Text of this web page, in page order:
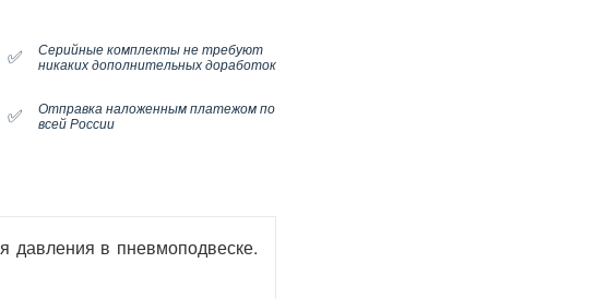
✅
Серийные комплекты не требуют
никаких дополнительных доработок
✅
Отправка наложенным платежом по
всей России
давления в пневмоподвеске.